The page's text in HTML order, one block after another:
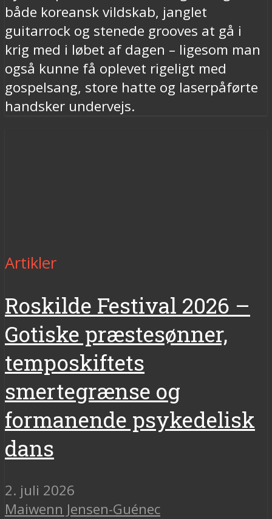
både koreansk vildskab, janglet
guitarrock og stenede grooves at gå i
krig med i løbet af dagen – ligesom man
også kunne få oplevet rigeligt med
gospelsang, store hatte og laserpåførte
handsker undervejs.
Artikler
Roskilde Festival 2026 –
Gotiske præstesønner,
temposkiftets
smertegrænse og
formanende psykedelisk
dans
2. juli 2026
Maiwenn Jensen-Guénec